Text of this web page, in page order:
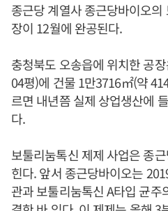
종근당 계열사 종근당바이오
장이 12월에 완공된다.
충청북도 오송읍에 위치한 공
04평)에 건물 1만3716㎡(약
르면 내년쯤 실제 상업생산에
다.
보툴리눔톡신 제제 사업은 종
힌다. 앞서 종근당바이오는
관과 보툴리눔톡신 A타입 균주